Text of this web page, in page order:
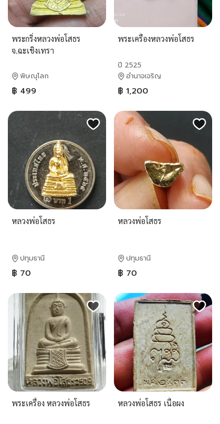
พระกริ่งหลวงพ่อโสธร
จ.ฉะเชิงเทรา
พิษณุโลก
฿ 499
พระเครื้องหลวงพ่อโสธร
ปี 2525
อำนาจเจริญ
฿ 1,200
หลวงพ่อโสธร
ปทุมธานี
฿ 70
หลวงพ่อโสธร
ปทุมธานี
฿ 70
พระเครื่อง หลวงพ่อโสธร หลวงพ่อโสธร​ เนื้อผง